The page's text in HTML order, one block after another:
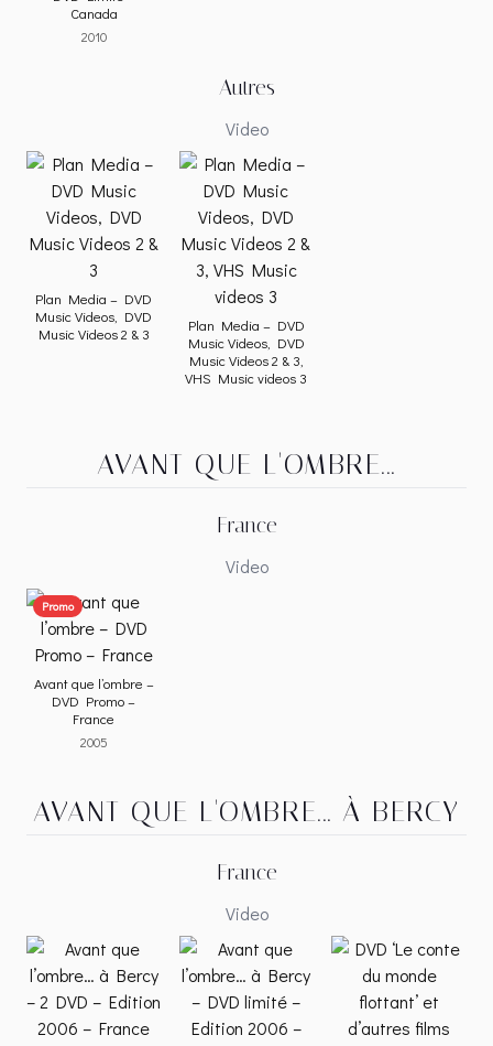
Canada
2010
Autres
Video
Plan Media – DVD
Music Videos, DVD
Music Videos 2 & 3
Plan Media – DVD
Music Videos, DVD
Music Videos 2 & 3,
VHS Music videos 3
AVANT QUE L'OMBRE...
France
Video
Promo
Avant que l’ombre –
DVD Promo –
France
2005
AVANT QUE L'OMBRE... À BERCY
France
Video